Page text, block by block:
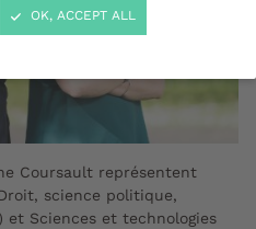
OK, ACCEPT ALL
Coursault représentent
science politique,
et Sciences et technologies